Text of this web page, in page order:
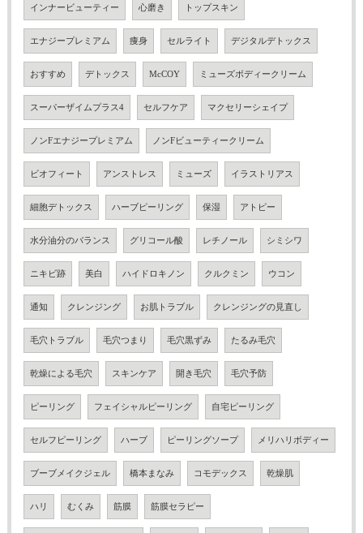
インナービューティー 心磨き トップスキン
エナジープレミアム 痩身 セルライト デジタルデトックス
おすすめ デトックス McCOY ミューズボディークリーム
スーパーザイムプラス4 セルフケア マクセリーシェイプ
ノンFエナジープレミアム ノンFビューティークリーム
ビオフィート アンストレス ミューズ イラストリアス
細胞デトックス ハーブピーリング 保湿 アトピー
水分油分のバランス グリコール酸 レチノール シミシワ
ニキビ跡 美白 ハイドロキノン クルクミン ウコン
通知 クレンジング お肌トラブル クレンジングの見直し
毛穴トラブル 毛穴つまり 毛穴黒ずみ たるみ毛穴
乾燥による毛穴 スキンケア 開き毛穴 毛穴予防
ピーリング フェイシャルピーリング 自宅ピーリング
セルフピーリング ハーブ ピーリングソープ メリハリボディー
ブーブメイクジェル 橋本まなみ コモデックス 乾燥肌
ハリ むくみ 筋膜 筋膜セラピー